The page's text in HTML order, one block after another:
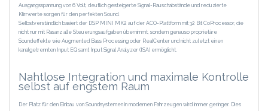
Ausgangsspannung von 6 Volt, deutlich gesteigerte Signal-Rauschabstände und reduzierte
Klirrwerte sorgen für den perfekten Sound.
Selbstverständlich basiert der DSP MINI MK2 auf der ACO-Plattform mit 32 Bit CoProcessor, die
nicht nur mit Rasanz alle Steuerungsaufgaben übernimmt, sondern genauso proprietäre
Soundeffekte wie Augmented Bass Processing oder RealCenter und nicht zuletzt einen
kanalgetrennten Input EQ samt Input Signal Analyzer (ISA) ermöglicht.
Nahtlose Integration und maximale Kontrolle
selbst auf engstem Raum
Der Platz für den Einbau von Soundsystemen in modernen Fahrzeugen wird immer geringer. Dies